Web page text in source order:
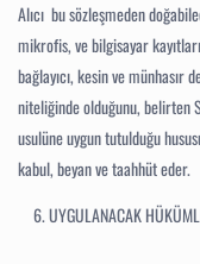
Alıcı bu sözleşmeden
mikrofis, ve bilgisayar
bağlayıcı, kesin ve
niteliğinde olduğunu, belirten
usulüne uygun tutulduğu
kabul, beyan ve taahhüt eder.
UYGULANACAK